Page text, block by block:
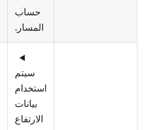
حساب
المسار.
سيتم
استخدام
بيانات
الارتفاع